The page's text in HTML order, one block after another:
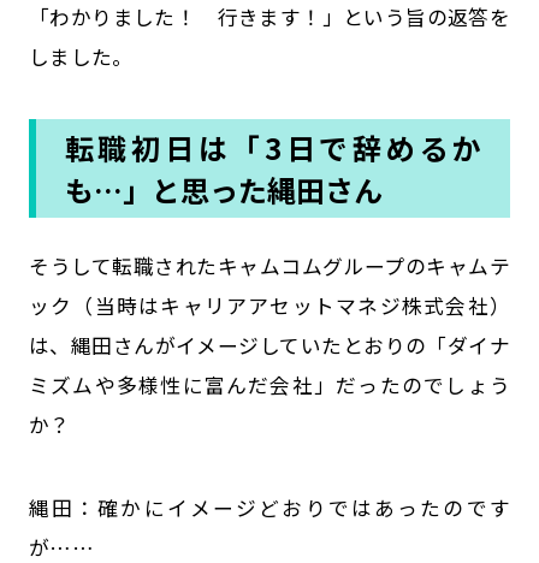
「わかりました！ 行きます！」という旨の返答を
しました。
転職初日は「3日で辞めるか
も…」と思った縄田さん
――そうして転職されたキャムコムグループのキャムテ
ック（当時はキャリアアセットマネジ株式会社）
は、縄田さんがイメージしていたとおりの「ダイナ
ミズムや多様性に富んだ会社」だったのでしょう
か？
縄田：確かにイメージどおりではあったのです
が……